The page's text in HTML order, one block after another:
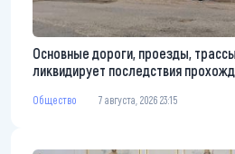
Основные дороги, проезды,
ликвидирует последствия
Общество 7 августа, 2026 23:15